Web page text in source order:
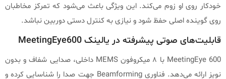
خودکار روی او زوم می‌کند. این ویژگی باعث می‌شود که تمرکز مخاطبان
روی گوینده اصلی حفظ شود و نیازی به کنترل دستی دوربین نباشد.
قابلیت‌های صوتی پیشرفته در یالینک MeetingEye600
MeetingEye 600 با ۸ میکروفون MEMS داخلی، صدایی شفاف و بدون
نویز ارائه می‌دهد. فناوری Beamforming جهت صدا را شناسایی کرده و